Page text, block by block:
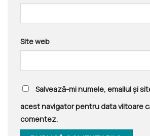
Site web
Salvează-mi numele, emailul și
acest navigator pentru data viitoare
comentez.